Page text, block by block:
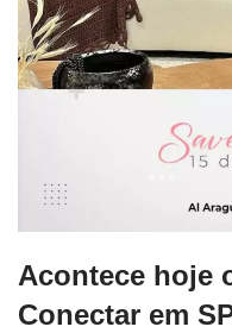
Acontece hoje
Conectar em